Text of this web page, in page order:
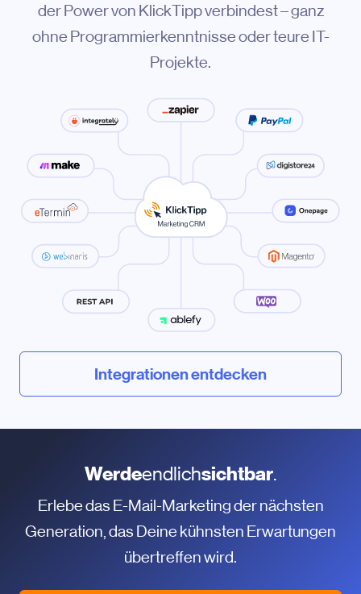
der Power von KlickTipp verbindest – ganz
ohne Programmierkenntnisse oder teure IT-
Projekte.
Integrationen entdecken
Werdeendlichsichtbar.
Erlebe das E-Mail-Marketing der nächsten
Generation, das Deine kühnsten Erwartungen
übertreffen wird.